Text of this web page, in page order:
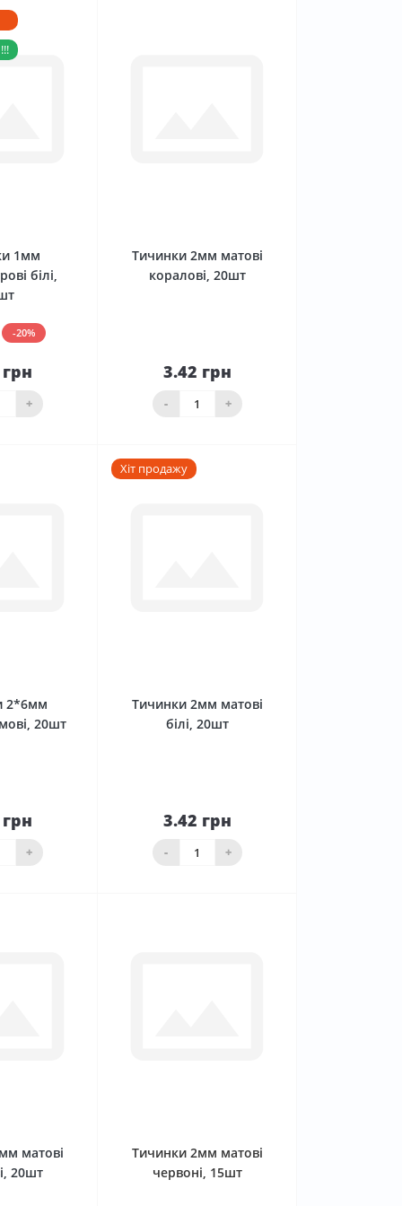
1мм
білі,
-20%
+
Тичинки 2мм матові
коралові, 20шт
3.42 грн
- +
кошика
2*6мм
20шт
+
Хіт продажу
Тичинки 2мм матові
білі, 20шт
3.42 грн
- +
кошика
матові
20шт
Тичинки 2мм матові
червоні, 15шт